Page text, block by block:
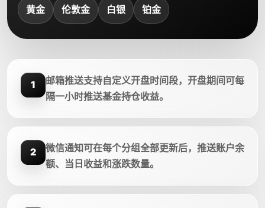
黄金 伦敦金 白银 铂金
1
邮箱推送支持自定义开盘时间段，开盘期间可每
隔一小时推送基金持仓收益。
2
微信通知可在每个分组全部更新后，推送账户余
额、当日收益和涨跌数量。